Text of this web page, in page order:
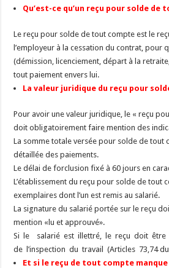
Qu’est-ce qu’un reçu pour solde de
Le reçu pour solde de tout compte est le
l’employeur à la cessation du contrat, pour
(démission, licenciement, départ à la
tout paiement envers lui.
La valeur juridique du reçu pour
Pour avoir une valeur juridique, le « reçu
doit obligatoirement faire mention des
La somme totale versée pour solde de tout
détaillée des paiements.
Le délai de forclusion fixé à 60 jours en
L’établissement du reçu pour solde de tout
exemplaires dont l’un est remis au salarié.
La signature du salarié portée sur le reçu
mention «lu et approuvé».
Si le salarié est illettré, le reçu doit être
de l’inspection du travail (Articles 73,74
Et si le reçu de tout compte manque